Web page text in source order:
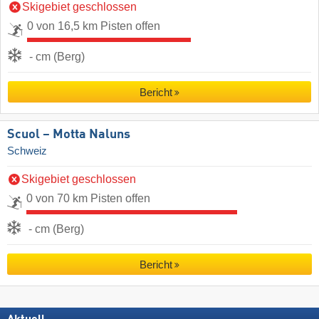
Skigebiet geschlossen
0 von 16,5 km Pisten offen
- cm (Berg)
Bericht
Scuol – Motta Naluns
Schweiz
Skigebiet geschlossen
0 von 70 km Pisten offen
- cm (Berg)
Bericht